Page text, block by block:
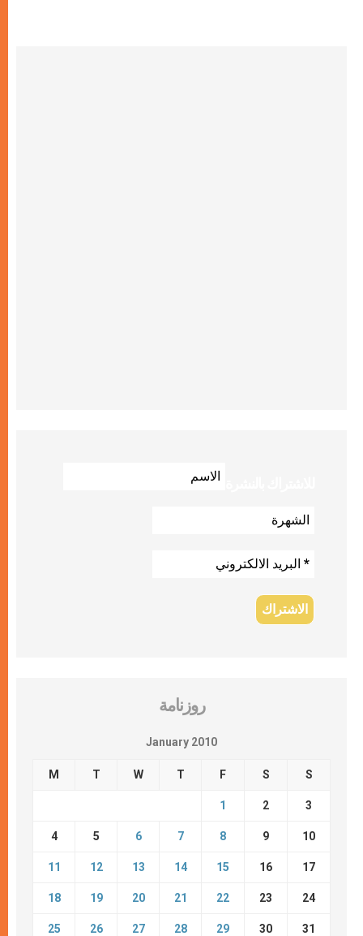
روزنامة
January 2010
M T W T F S S
1 2 3
4 5 6 7 8 9 10
11 12 13 14 15 16 17
18 19 20 21 22 23 24
25 26 27 28 29 30 31